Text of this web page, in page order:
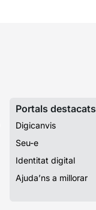
Portals destacats
Digicanvis
Seu-e
Identitat digital
Ajuda’ns a millorar